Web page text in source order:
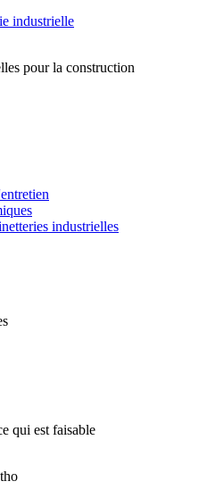
industrielle
pour la construction
industrielles
qui est faisable